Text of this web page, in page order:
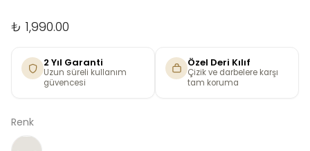
₺ 1,990.00
2 Yıl Garanti
Uzun süreli kullanım
güvencesi
Özel Deri Kılıf
Çizik ve darbelere karşı
tam koruma
Renk